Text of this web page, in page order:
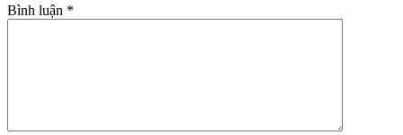
Bình luận *